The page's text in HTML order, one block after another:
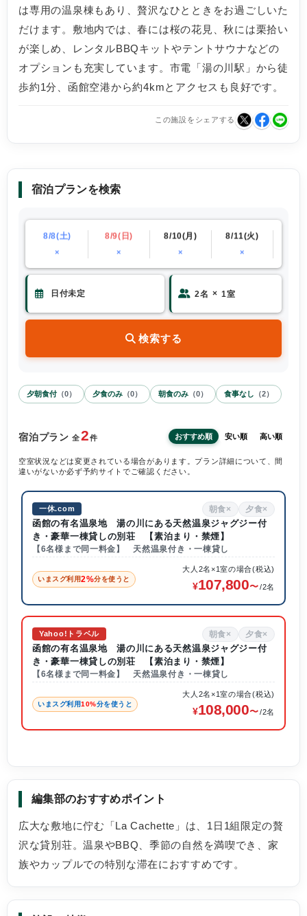
は専用の温泉棟もあり、贅沢なひとときをお過ごしいた
だけます。敷地内では、春には桜の花見、秋には栗拾い
が楽しめ、レンタルBBQキットやテントサウナなどの
オプションも充実しています。市電「湯の川駅」から徒
歩約1分、函館空港から約4kmとアクセスも良好です。
この施設をシェアする
宿泊プランを検索
8/8(土)
×
8/9(日)
×
8/10(月)
×
8/11(火)
×
2名 × 1室
検索する
夕朝食付 （0） 夕食のみ （0） 朝食のみ （0） 食事なし （2）
宿泊プラン 全2件 おすすめ順 安い順 高い順
空室状況などは変更されている場合があります。プラン詳細について、間
違いがないか必ず予約サイトでご確認ください。
一休.com 朝食× 夕食×
函館の有名温泉地 湯の川にある天然温泉ジャグジー付
き・豪華一棟貸しの別荘 【素泊まり・禁煙】
【6名様まで同一料金】 天然温泉付き・一棟貸し
いまスグ利用2%分を使うと
大人2名×1室の場合(税込)
107,800 /2名
Yahoo!トラベル 朝食× 夕食×
函館の有名温泉地 湯の川にある天然温泉ジャグジー付
き・豪華一棟貸しの別荘 【素泊まり・禁煙】
【6名様まで同一料金】 天然温泉付き・一棟貸し
いまスグ利用10%分を使うと
大人2名×1室の場合(税込)
108,000 /2名
編集部のおすすめポイント
広大な敷地に佇む「La Cachette」は、1日1組限定の贅
沢な貸別荘。温泉やBBQ、季節の自然を満喫でき、家
族やカップルでの特別な滞在におすすめです。